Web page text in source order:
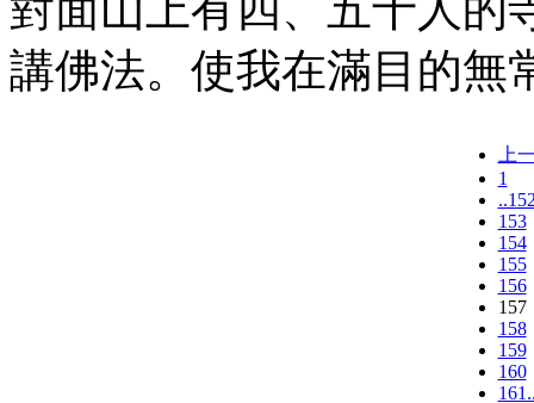
講佛法。使我在滿目的無
上
1
153
154
155
156
157
158
159
160